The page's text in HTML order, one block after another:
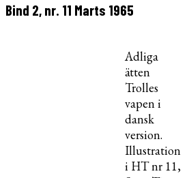
Bind 2, nr. 11 Marts 1965
Adliga
ätten
Trolles
vapen i
dansk
version.
Illustration
i HT nr 11,